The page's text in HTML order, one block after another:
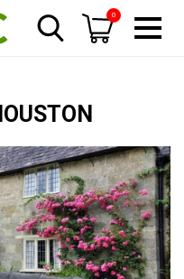
0